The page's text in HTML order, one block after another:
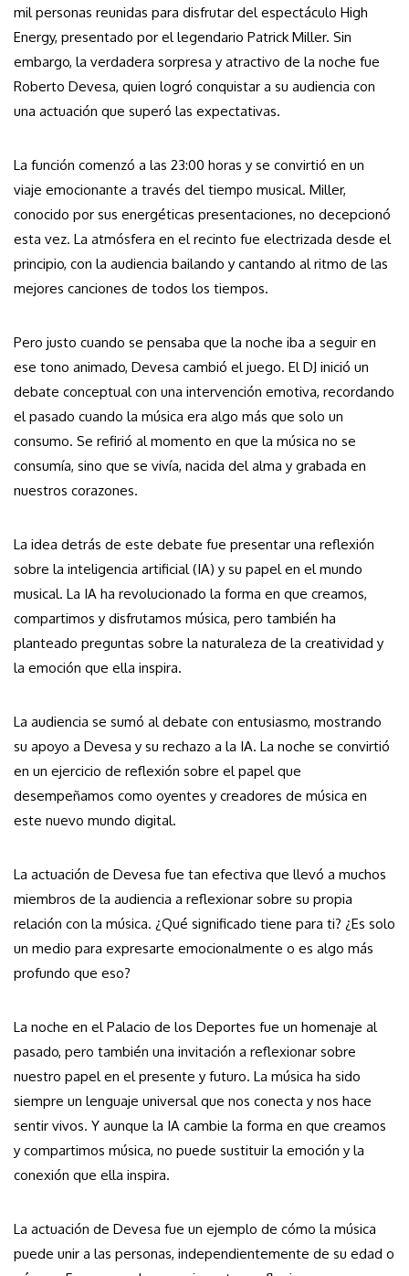
mil personas reunidas para disfrutar del espectáculo High
Energy, presentado por el legendario Patrick Miller. Sin
embargo, la verdadera sorpresa y atractivo de la noche fue
Roberto Devesa, quien logró conquistar a su audiencia con
una actuación que superó las expectativas.
La función comenzó a las 23:00 horas y se convirtió en un
viaje emocionante a través del tiempo musical. Miller,
conocido por sus energéticas presentaciones, no decepcionó
esta vez. La atmósfera en el recinto fue electrizada desde el
principio, con la audiencia bailando y cantando al ritmo de las
mejores canciones de todos los tiempos.
Pero justo cuando se pensaba que la noche iba a seguir en
ese tono animado, Devesa cambió el juego. El DJ inició un
debate conceptual con una intervención emotiva, recordando
el pasado cuando la música era algo más que solo un
consumo. Se refirió al momento en que la música no se
consumía, sino que se vivía, nacida del alma y grabada en
nuestros corazones.
La idea detrás de este debate fue presentar una reflexión
sobre la inteligencia artificial (IA) y su papel en el mundo
musical. La IA ha revolucionado la forma en que creamos,
compartimos y disfrutamos música, pero también ha
planteado preguntas sobre la naturaleza de la creatividad y
la emoción que ella inspira.
La audiencia se sumó al debate con entusiasmo, mostrando
su apoyo a Devesa y su rechazo a la IA. La noche se convirtió
en un ejercicio de reflexión sobre el papel que
desempeñamos como oyentes y creadores de música en
este nuevo mundo digital.
La actuación de Devesa fue tan efectiva que llevó a muchos
miembros de la audiencia a reflexionar sobre su propia
relación con la música. ¿Qué significado tiene para ti? ¿Es solo
un medio para expresarte emocionalmente o es algo más
profundo que eso?
La noche en el Palacio de los Deportes fue un homenaje al
pasado, pero también una invitación a reflexionar sobre
nuestro papel en el presente y futuro. La música ha sido
siempre un lenguaje universal que nos conecta y nos hace
sentir vivos. Y aunque la IA cambie la forma en que creamos
y compartimos música, no puede sustituir la emoción y la
conexión que ella inspira.
La actuación de Devesa fue un ejemplo de cómo la música
puede unir a las personas, independientemente de su edad o